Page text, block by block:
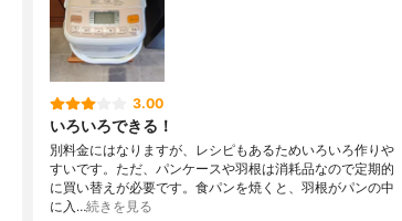
3.00
いろいろできる！
別料金にはなりますが、レシピもあるためいろいろ作りや
すいです。ただ、パンケースや羽根は消耗品なので定期的
に買い替えが必要です。食パンを焼くと、羽根がパンの中
に入…続きを見る